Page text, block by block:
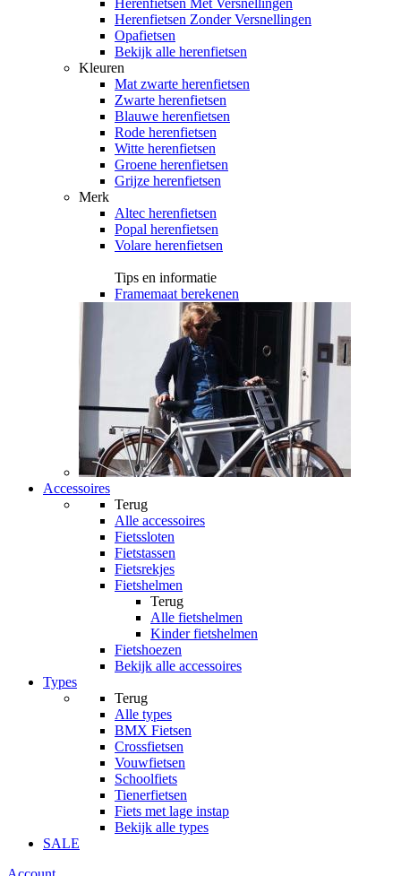
Herenfietsen Met Versnellingen
Herenfietsen Zonder Versnellingen
Opafietsen
Bekijk alle herenfietsen
Kleuren
Mat zwarte herenfietsen
Zwarte herenfietsen
Blauwe herenfietsen
Rode herenfietsen
Witte herenfietsen
Groene herenfietsen
Grijze herenfietsen
Merk
Altec herenfietsen
Popal herenfietsen
Volare herenfietsen
Tips en informatie
Framemaat berekenen
Accessoires
Terug
Alle accessoires
Fietssloten
Fietstassen
Fietsrekjes
Fietshelmen
Terug
Alle fietshelmen
Kinder fietshelmen
Fietshoezen
Bekijk alle accessoires
Types
Terug
Alle types
BMX Fietsen
Crossfietsen
Vouwfietsen
Schoolfiets
Tienerfietsen
Fiets met lage instap
Bekijk alle types
SALE